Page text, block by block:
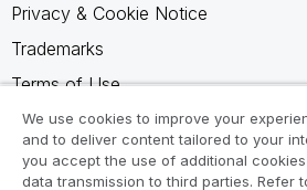
Privacy & Cookie Notice
Trademarks
Terms of Use
Legal Agreements
Product Terms
We use cookies to improve your
and to deliver content tailored to your
you accept the use of additional
data transmission to third parties. Refer